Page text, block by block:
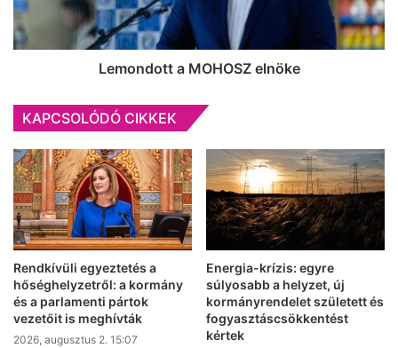
Lemondott a MOHOSZ elnöke
KAPCSOLÓDÓ CIKKEK
Rendkívüli egyeztetés a
hőséghelyzetről: a kormány
és a parlamenti pártok
vezetőit is meghívták
2026, augusztus 2. 15:07
Energia-krízis: egyre
súlyosabb a helyzet, új
kormányrendelet született és
fogyasztáscsökkentést
kértek